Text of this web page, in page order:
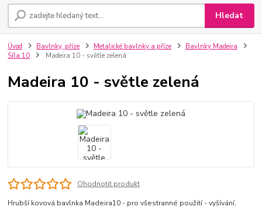
Hledat
Úvod Bavlnky, příze Metalické bavlnky a příze
Bavlnky Madeira
Síla 10
Madeira 10 - světle zelená
Madeira 10 - světle zelená
Ohodnotit produkt
Hrubší kovová bavlnka Madeira10 - pro všestranné použití - vyšívání,